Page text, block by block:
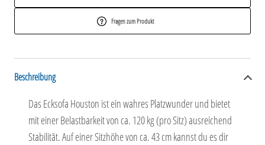
Fragen zum Produkt
Beschreibung
Das Ecksofa Houston ist ein wahres Platzwunder und bietet
mit einer Belastbarkeit von ca. 120 kg (pro Sitz) ausreichend
Stabilität. Auf einer Sitzhöhe von ca. 43 cm kannst du es dir